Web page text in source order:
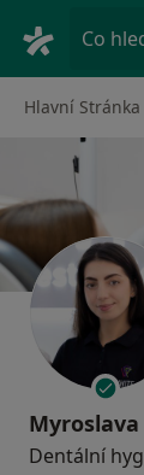
Co
Hlavní Stránka
Dentální